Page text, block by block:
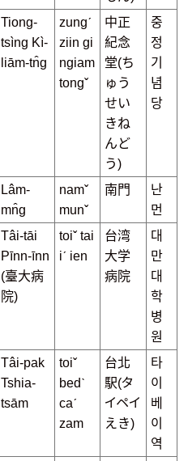
Tiong-
tsìng Kì-
liām-tn̂g
zungˊ
ziin gi
ngiam
tongˇ
中正
紀念
堂(ち
ゅう
せい
きね
んど
う)
중
정
기
념
당
Lâm-
mn̂g
namˇ
munˇ
南門
난
먼
Tâi-tāi
Pīnn-īnn
(臺大病
院)
toiˇ tai
iˊ ien
台湾
大学
病院
대
만
대
학
병
원
Tâi-pak
Tshia-
tsām
toiˇ
bedˋ
caˊ
zam
台北
駅(タ
イペイ
えき)
타
이
베
이
역